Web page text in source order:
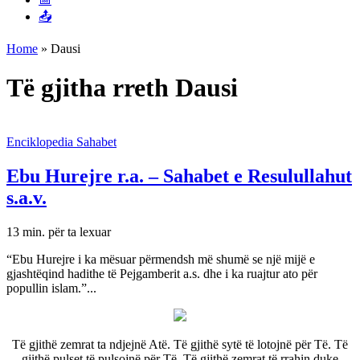
📤
Home » Dausi
Të gjitha rreth Dausi
Enciklopedia Sahabet
Ebu Hurejre r.a. – Sahabet e Resulullahut
s.a.v.
13 min. për ta lexuar
“Ebu Hurejre i ka mësuar përmendsh më shumë se një mijë e
gjashtëqind hadithe të Pejgamberit a.s. dhe i ka ruajtur ato për
popullin islam.”...
Të gjithë zemrat ta ndjejnë Atë. Të gjithë sytë të lotojnë për Të. Të